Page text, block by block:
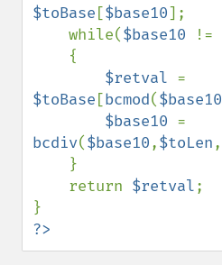
$toBase [$base10];
    while(
$base10 !=
$retval
$toBase [bcmod($base10
$base10
bcdiv($base10,$toLen,
    return
$retval;
?>